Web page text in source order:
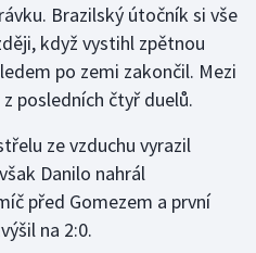
Brazilský útočník si vše
když vystihl zpětnou
po zemi zakončil. Mezi
posledních čtyř duelů.
ze vzduchu vyrazil
Danilo nahrál
před Gomezem a první
na 2:0.